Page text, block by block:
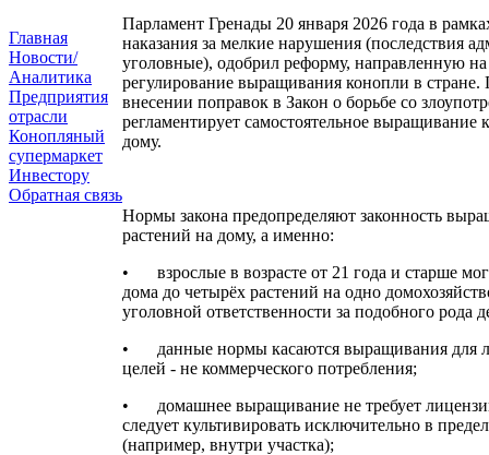
Главная
Новости/
Аналитика
Предприятия
отрасли
Конопляный
супермаркет
Инвестору
Обратная связь
Парламент Гренады 20 января 2026 года в
наказания за мелкие нарушения (последствия
уголовные), одобрил реформу, направленную
регулирование выращивания конопли в стране.
внесении поправок в Закон о борьбе со
регламентирует самостоятельное выращивание
дому.
Нормы закона предопределяют законность
растений на дому, а именно:
•
взрослые в возрасте от 21 года и старше
дома до четырёх растений на одно
уголовной ответственности за подобного рода
•
данные нормы касаются выращивания для
целей - не коммерческого потребления;
•
домашнее выращивание не требует
следует культивировать исключительно в
(например, внутри участка);